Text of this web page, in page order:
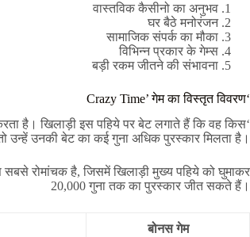
वास्तविक कैसीनो का अनुभव
घर बैठे मनोरंजन
सामाजिक संपर्क का मौका
विभिन्न प्रकार के गेम्स
बड़ी रकम जीतने की संभावना
‘Crazy Time’ गेम का विस्तृत विवरण
है। खिलाड़ी इस पहिये पर बेट लगाते हैं कि वह किस
उन्हें उनकी बेट का कई गुना अधिक पुरस्कार मिलता है।
रोमांचक है, जिसमें खिलाड़ी मुख्य पहिये को घुमाकर
20,000 गुना तक का पुरस्कार जीत सकते हैं।
बोनस गेम